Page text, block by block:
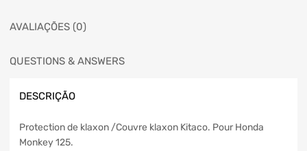
AVALIAÇÕES (0)
QUESTIONS & ANSWERS
DESCRIÇÃO
Protection de klaxon /Couvre klaxon Kitaco. Pour Honda
Monkey 125.